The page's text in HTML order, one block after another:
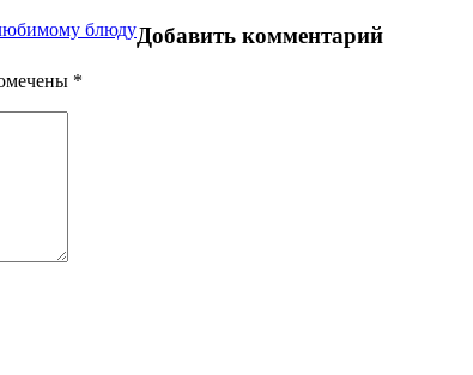
блюдуДобавить комментарий
*